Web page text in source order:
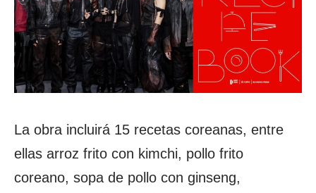
La obra incluirá 15 recetas coreanas, entre
ellas arroz frito con kimchi, pollo frito
coreano, sopa de pollo con ginseng,